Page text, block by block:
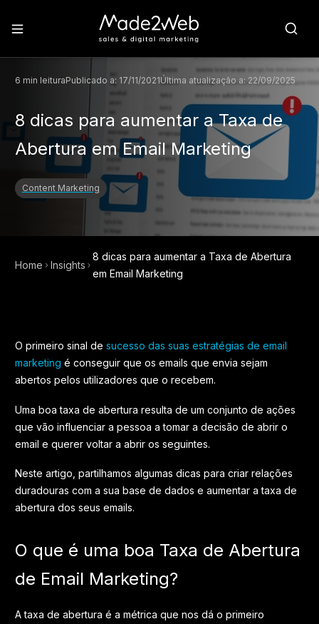
6 min leituraPublicado a: 17/11/2021Última atualização a: 22/09/2025
8 dicas para aumentar a Taxa de
Abertura em Email Marketing
Content Marketing
Home Insights
8 dicas para aumentar a Taxa de Abertura
em Email Marketing
O primeiro sinal de sucesso das suas estratégias de email
marketing é conseguir que os emails que envia sejam
abertos pelos utilizadores que o recebem.
Uma boa taxa de abertura resulta de um conjunto de ações
que vão influenciar a pessoa a tomar a decisão de abrir o
email e querer voltar a abrir os seguintes.
Neste artigo, partilhamos algumas dicas para criar relações
duradouras com a sua base de dados e aumentar a taxa de
abertura dos seus emails.
O que é uma boa Taxa de Abertura
de Email Marketing?
A taxa de abertura é a métrica que nos dá o primeiro